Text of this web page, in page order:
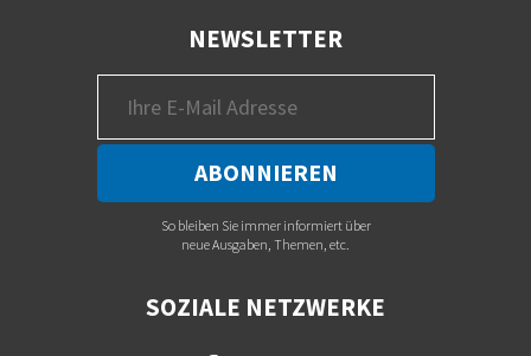
NEWSLETTER
So bleiben Sie immer informiert über
neue Ausgaben, Themen, etc.
SOZIALE NETZWERKE